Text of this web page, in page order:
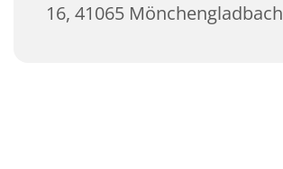
16, 41065 Mönchengladbach